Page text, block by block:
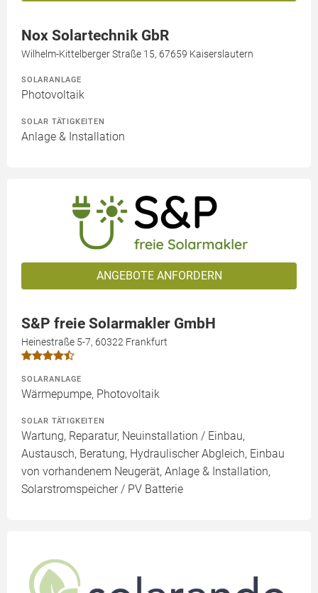
Nox Solartechnik GbR
Wilhelm-Kittelberger Straße 15, 67659 Kaiserslautern
SOLARANLAGE
Photovoltaik
SOLAR TÄTIGKEITEN
Anlage & Installation
ANGEBOTE ANFORDERN
S&P freie Solarmakler GmbH
Heinestraße 5-7, 60322 Frankfurt
SOLARANLAGE
Wärmepumpe, Photovoltaik
SOLAR TÄTIGKEITEN
Wartung, Reparatur, Neuinstallation / Einbau,
Austausch, Beratung, Hydraulischer Abgleich, Einbau
von vorhandenem Neugerät, Anlage & Installation,
Solarstromspeicher / PV Batterie